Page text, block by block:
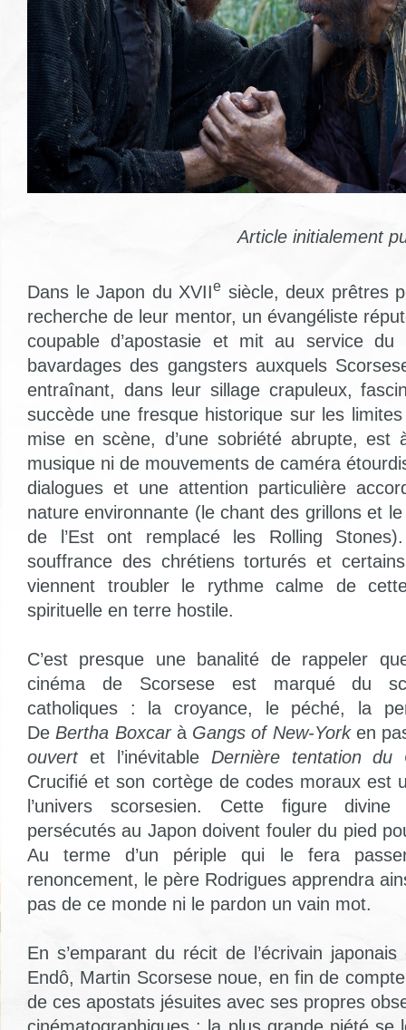
Article initialement
Dans le Japon du XVIIe siècle, deux prêtres
recherche de leur mentor, un évangéliste
coupable d’apostasie et mit au service
bavardages des gangsters auxquels
entraînant, dans leur sillage crapuleux,
succède une fresque historique sur les
mise en scène, d’une sobriété abrupte, est
musique ni de mouvements de caméra
dialogues et une attention particulière
nature environnante (le chant des grillons et
de l’Est ont remplacé les Rolling
souffrance des chrétiens torturés et
viennent troubler le rythme calme de
spirituelle en terre hostile.
C’est presque une banalité de rappeler
cinéma de Scorsese est marqué du
catholiques : la croyance, le péché, la
De Bertha Boxcarà Gangs of New-York en
ouvertet l’inévitable Dernière tentation du
Crucifié et son cortège de codes moraux est
l’univers scorsesien. Cette figure
persécutés au Japon doivent fouler du pied
Au terme d’un périple qui le fera
renoncement, le père Rodrigues apprendra
pas de ce monde ni le pardon un vain mot.
En s’emparant du récit de l’écrivain
Endô, Martin Scorsese noue, en fin de
de ces apostats jésuites avec ses propres
cinématographiques : la plus grande piété